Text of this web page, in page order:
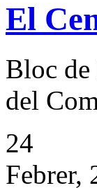
El
Bloc de
del
24
Febrer,